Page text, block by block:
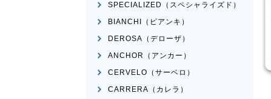
DAHONMAKO 2021年モデ
ル
買取価格
¥
SPECIALIZED（スペシャライズド）
BIANCHI（ビアンキ）
DEROSA（デローザ）
ANCHOR（アンカー）
CERVELO（サーベロ）
CARRERA（カレラ）